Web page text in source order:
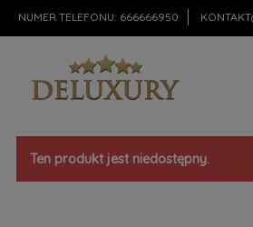
NUMER TELEFONU: 666666950
Ten produkt jest niedostępny.